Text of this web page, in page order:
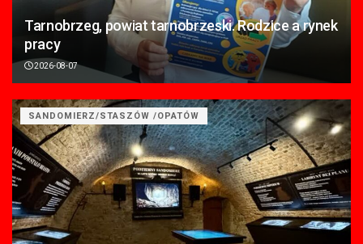
Tarnobrzeg, powiat tarnobrzeski. Rodzice a rynek
pracy
2026-08-07
SANDOMIERZ/STASZÓW /OPATÓW